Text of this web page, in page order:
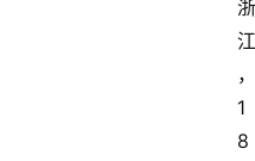
浙
江
，
1
8